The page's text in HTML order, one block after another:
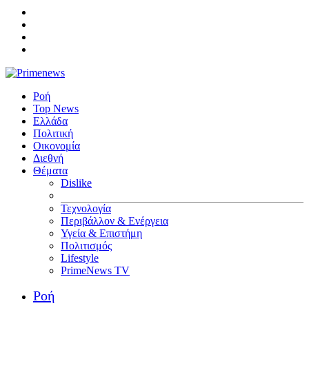
Ροή
Top News
Ελλάδα
Πολιτική
Οικονομία
Διεθνή
Θέματα
Dislike
Τεχνολογία
Περιβάλλον & Ενέργεια
Υγεία & Επιστήμη
Πολιτισμός
Lifestyle
PrimeNews TV
Ροή